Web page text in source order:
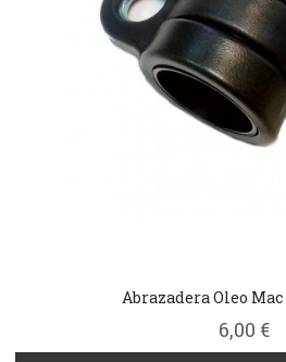
Abrazadera Oleo Mac
6,00 €